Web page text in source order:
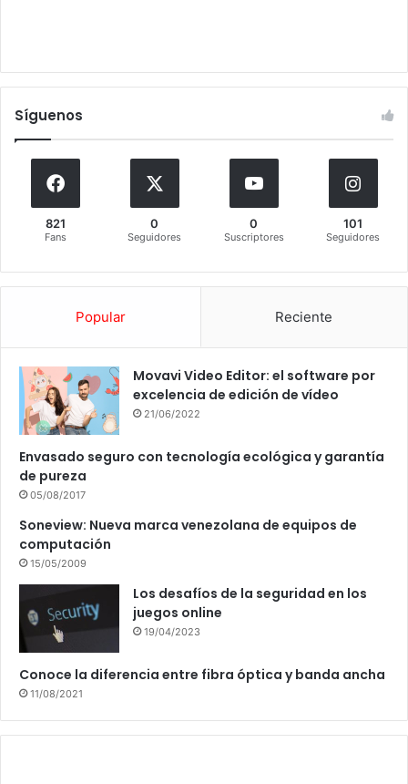
Síguenos
821
Fans
0
Seguidores
0
Suscriptores
101
Seguidores
Popular Reciente
Movavi Video Editor: el software por
excelencia de edición de vídeo
21/06/2022
Envasado seguro con tecnología ecológica y garantía
de pureza
05/08/2017
Soneview: Nueva marca venezolana de equipos de
computación
15/05/2009
Los desafíos de la seguridad en los
juegos online
19/04/2023
Conoce la diferencia entre fibra óptica y banda ancha
11/08/2021